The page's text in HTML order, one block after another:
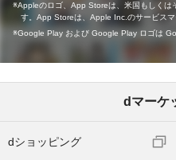
Appleのロゴ、App Storeは、米国もしく
す。App Storeは、Apple Inc.のサービスマ
Google Play および Google Play ロゴは
dマーケ
dショッピング